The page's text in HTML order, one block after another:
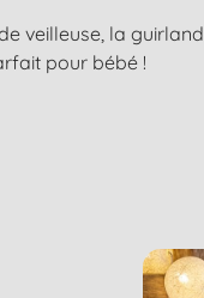
veilleuse, la
pour bébé !